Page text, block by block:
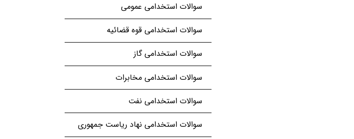
سوالات استخدامی عمومی
سوالات استخدامی قوه قضائیه
سوالات استخدامی گاز
سوالات استخدامی مخابرات
سوالات استخدامی نفت
سوالات استخدامی نهاد ریاست جمهوری